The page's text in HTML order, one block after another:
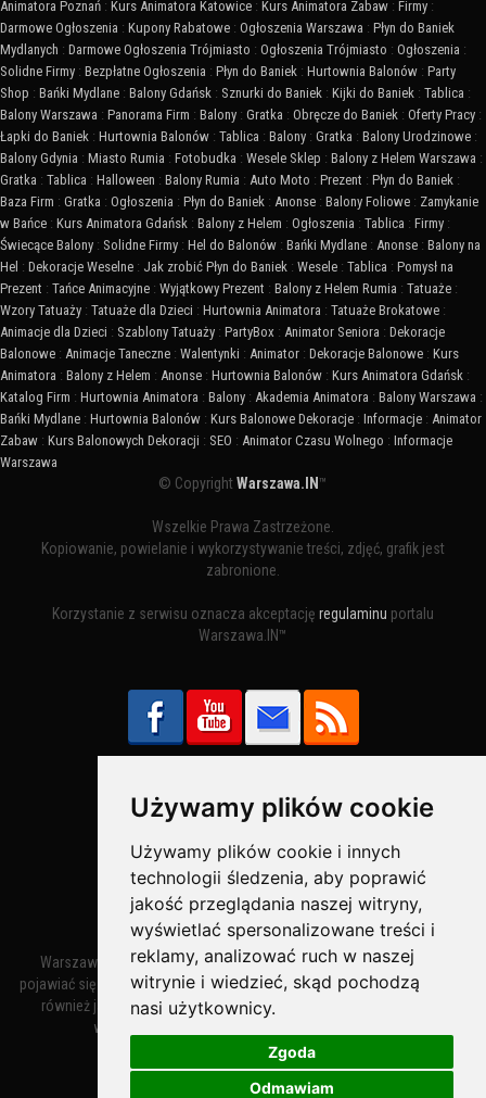
Używamy plików cookie
Używamy plików cookie i innych
technologii śledzenia, aby poprawić
jakość przeglądania naszej witryny,
wyświetlać spersonalizowane treści i
reklamy, analizować ruch w naszej
witrynie i wiedzieć, skąd pochodzą
nasi użytkownicy.
Zgoda
Odmawiam
Animatora Poznań : Kurs Animatora Katowice : Kurs Animatora Zabaw : Firmy :
Darmowe Ogłoszenia : Kupony Rabatowe : Ogłoszenia Warszawa : Płyn do Baniek
Mydlanych : Darmowe Ogłoszenia Trójmiasto : Ogłoszenia Trójmiasto : Ogłoszenia :
Solidne Firmy : Bezpłatne Ogłoszenia : Płyn do Baniek : Hurtownia Balonów : Party
Shop : Bańki Mydlane : Balony Gdańsk : Sznurki do Baniek : Kijki do Baniek : Tablica :
Balony Warszawa : Panorama Firm : Balony : Gratka : Obręcze do Baniek : Oferty Pracy :
Łapki do Baniek : Hurtownia Balonów : Tablica : Balony : Gratka : Balony Urodzinowe :
Balony Gdynia : Miasto Rumia : Fotobudka : Wesele Sklep : Balony z Helem Warszawa :
Gratka : Tablica : Halloween : Balony Rumia : Auto Moto : Prezent : Płyn do Baniek :
Baza Firm : Gratka : Ogłoszenia : Płyn do Baniek : Anonse : Balony Foliowe : Zamykanie
w Bańce : Kurs Animatora Gdańsk : Balony z Helem : Ogłoszenia : Tablica : Firmy :
Świecące Balony : Solidne Firmy : Hel do Balonów : Bańki Mydlane : Anonse : Balony na
Hel : Dekoracje Weselne : Jak zrobić Płyn do Baniek : Wesele : Tablica : Pomysł na
Prezent : Tańce Animacyjne : Wyjątkowy Prezent : Balony z Helem Rumia : Tatuaże :
Wzory Tatuaży : Tatuaże dla Dzieci : Hurtownia Animatora : Tatuaże Brokatowe :
Animacje dla Dzieci : Szablony Tatuaży : PartyBox : Animator Seniora : Dekoracje
Balonowe : Animacje Taneczne : Walentynki : Animator : Dekoracje Balonowe : Kurs
Animatora : Balony z Helem : Anonse : Hurtownia Balonów : Kurs Animatora Gdańsk :
Katalog Firm : Hurtownia Animatora : Balony : Akademia Animatora : Balony Warszawa :
Bańki Mydlane : Hurtownia Balonów : Kurs Balonowe Dekoracje : Informacje : Animator
Zabaw : Kurs Balonowych Dekoracji : SEO : Animator Czasu Wolnego : Informacje
Warszawa
© CopyrightWarszawa.IN ™
Wszelkie Prawa Zastrzeżone.
Kopiowanie, powielanie i wykorzystywanie treści, zdjęć, grafik jest
zabronione.
Korzystanie z serwisu oznacza akceptację regulaminu portalu
Warszawa.IN™
Bezpieczne Płatności obsługuje:
Warszawa – miasto stołeczne Warszawa. Nazwa miasta zaczęła
pojawiać się w dokumentach w XIV wieku jako Warszewa, a od XV wieku
również jako Warszowa. Zmiana nazwy na Warszawa w XV wieku
wynikała z mazowieckiej wymowy dialektycznej.